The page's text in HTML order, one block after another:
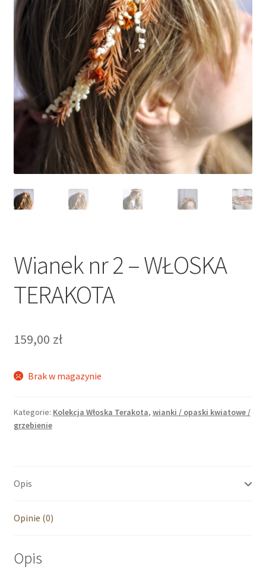
Wianek nr 2 – WŁOSKA
TERAKOTA
159,00 zł
Brak w magazynie
Kategorie: Kolekcja Włoska Terakota, wianki / opaski kwiatowe /
grzebienie
Opis
Opinie (0)
Opis